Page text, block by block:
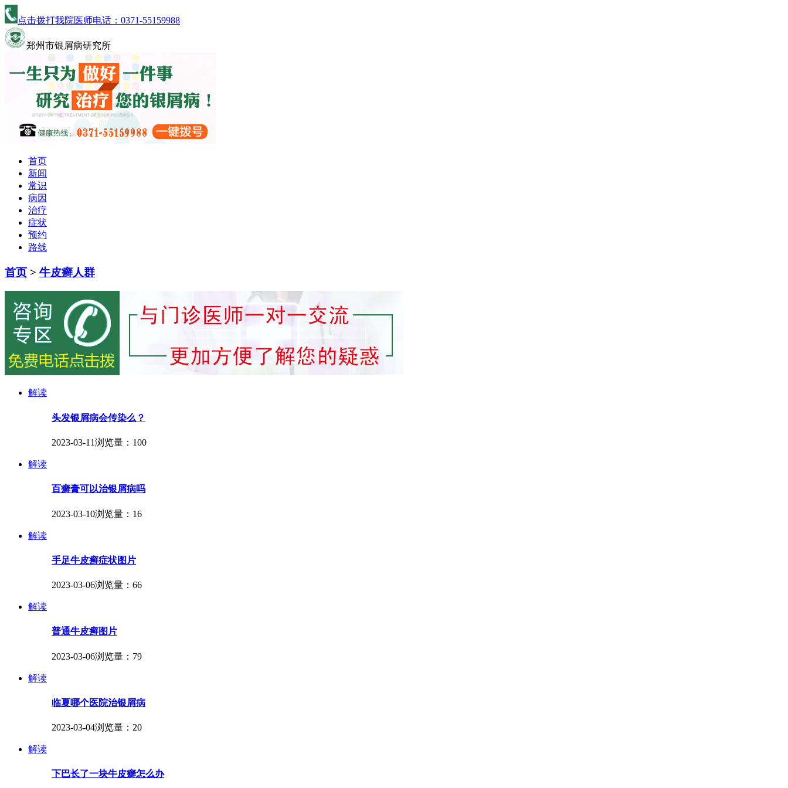
点击拨打我院医师电话： 0371-55159988
郑州市银屑病研究所
首页
新闻
常识
病因
治疗
症状
预约
路线
首页 > 牛皮癣人群
解读
头发银屑病会传染么？
2023-03-11浏览量：100
解读
百癣膏可以治银屑病吗
2023-03-10浏览量：16
解读
手足牛皮癣症状图片
2023-03-06浏览量：66
解读
普通牛皮癣图片
2023-03-06浏览量：79
解读
临夏哪个医院治银屑病
2023-03-04浏览量：20
解读
下巴长了一块牛皮癣怎么办